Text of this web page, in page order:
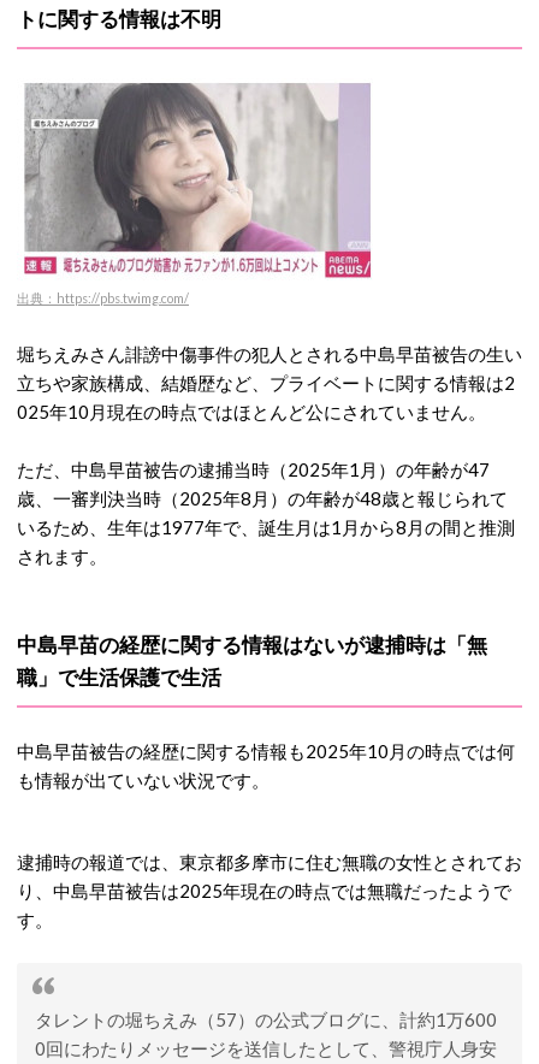
トに関する情報は不明
出典：https://pbs.twimg.com/
堀ちえみさん誹謗中傷事件の犯人とされる中島早苗被告の生い
立ちや家族構成、結婚歴など、プライベートに関する情報は2
025年10月現在の時点ではほとんど公にされていません。
ただ、中島早苗被告の逮捕当時（2025年1月）の年齢が47
歳、一審判決当時（2025年8月）の年齢が48歳と報じられて
いるため、生年は1977年で、誕生月は1月から8月の間と推測
されます。
中島早苗の経歴に関する情報はないが逮捕時は「無
職」で生活保護で生活
中島早苗被告の経歴に関する情報も2025年10月の時点では何
も情報が出ていない状況です。
逮捕時の報道では、東京都多摩市に住む無職の女性とされてお
り、中島早苗被告は2025年現在の時点では無職だったようで
す。
タレントの堀ちえみ（57）の公式ブログに、計約1万600
0回にわたりメッセージを送信したとして、警視庁人身安